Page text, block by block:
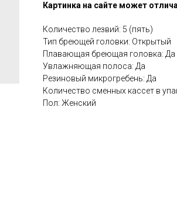
Картинка на сайте может
Количество лезвий: 5 (пять)
Тип бреющей головки: Открытый
Плавающая бреющая головка: Да
Увлажняющая полоса: Да
Резиновый микрогребень: Да
Количество сменных кассет в
Пол: Женский